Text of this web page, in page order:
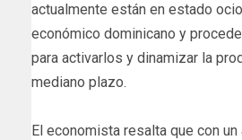
actualmente están en estado
económico dominicano y
para activarlos y dinamizar la
mediano plazo.
El economista resalta que con un